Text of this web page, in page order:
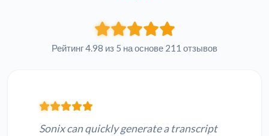
Рейтинг 4.98 из 5 на основе 211 отзывов
Sonix can quickly generate a transcript